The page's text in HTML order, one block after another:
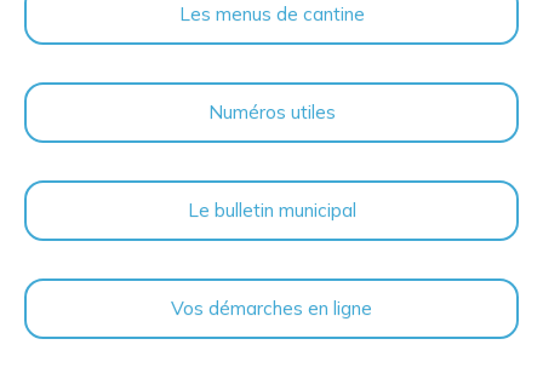
Les menus de cantine
Numéros utiles
Le bulletin municipal
Vos démarches en ligne